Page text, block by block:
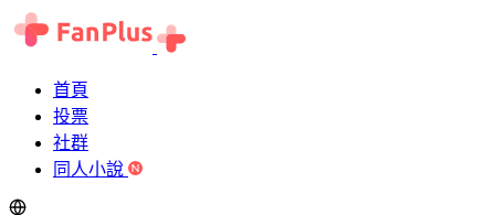
首頁
投票
社群
同人小說